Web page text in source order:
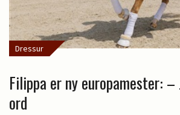
Dressur
Filippa er ny europamester:
ord